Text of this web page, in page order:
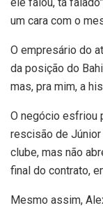
um cara com o
O empresário do
da posição do
mas, pra mim, a
O negócio esfriou
rescisão de Júnior
clube, mas não
final do contrato,
Mesmo assim,